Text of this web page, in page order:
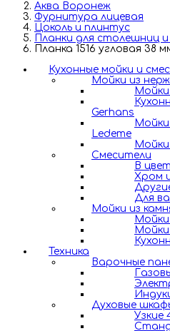
Аква Воронеж
Фурнитура лицевая
Цоколь и плинтус
Планки для столешниц и
Планка 1516 угловая 38
Кухонные мойки и
Мойки из
Мойки
Gerhans
Мойки
Ledeme
Смесители
В
Хром
Для
Мойки из
Техника
Варочные
Духовые
Узкие